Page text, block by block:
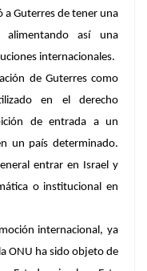
a Guterres de tener una
alimentando así una
internacionales.
de Guterres como
en el derecho
de entrada a un
un país determinado.
entrar en Israel y
o institucional en
internacional, ya
ONU ha sido objeto de